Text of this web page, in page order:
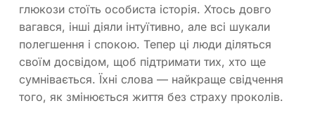
глюкози стоїть особиста історія. Хтось довго
вагався, інші діяли інтуїтивно, але всі шукали
полегшення і спокою. Тепер ці люди діляться
своїм досвідом, щоб підтримати тих, хто ще
сумнівається. Їхні слова — найкраще свідчення
того, як змінюється життя без страху проколів.